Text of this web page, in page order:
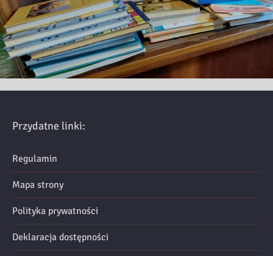
Przydatne linki:
Regulamin
Mapa strony
Polityka prywatności
Deklaracja dostępności